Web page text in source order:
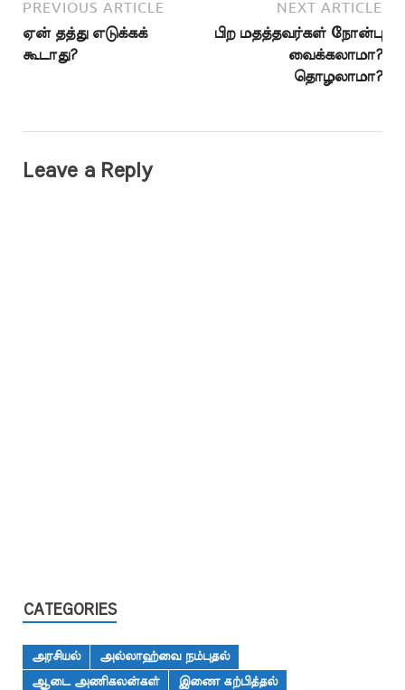
PREVIOUS ARTICLE
ஏன் தத்து எடுக்கக்
கூடாது?
NEXT ARTICLE
பிற மதத்தவர்கள் நோன்பு
வைக்கலாமா?
தொழலாமா?
Leave a Reply
CATEGORIES
அரசியல்
அல்லாஹ்வை நம்புதல்
ஆடை அணிகலன்கள்
இணை கற்பித்தல்